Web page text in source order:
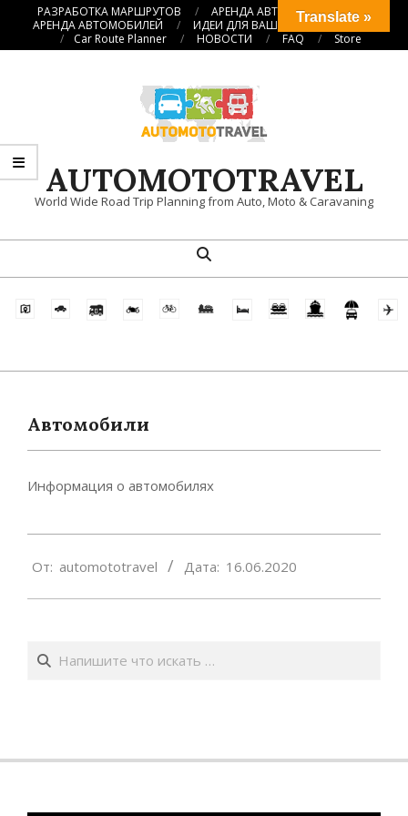
ПерейтиРАЗРАБОТКА МАРШРУТОВ
АРЕНДА АВТОКЕМПЕРОВ
АРЕНДА АВТОМОБИЛЕЙ
ИДЕИ ДЛЯ ВАШИХ ПУТЕШЕСТВИЙ
Car Route Planner
НОВОСТИ FAQ Store
AUTOMOTOTRAVEL
World Wide Road Trip Planning from Auto, Moto & Caravaning
навигационное
Поиск
Автомобили
Информация о автомобилях
06-
От: automototravel Дата: 16.06.2020
Поиск
Translate »